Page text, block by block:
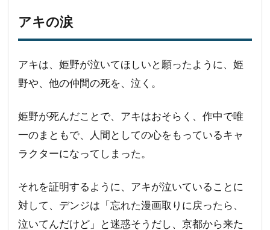
アキの涙
アキは、姫野が泣いてほしいと願ったように、姫
野や、他の仲間の死を、泣く。
姫野が死んだことで、アキはおそらく、作中で唯
一のまともで、人間としての心をもっているキャ
ラクターになってしまった。
それを証明するように、アキが泣いていることに
対して、デンジは「忘れた漫画取りに戻ったら、
泣いてんだけど」と迷惑そうだし、京都から来た